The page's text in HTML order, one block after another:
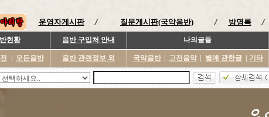
운영자게시판 질문게시판(국악음반) 방명록
현황 음반 구입처 안내 나의글들
모든음반 음반 관련정보 외 국악음반 고전음악 별에 관한글 기타